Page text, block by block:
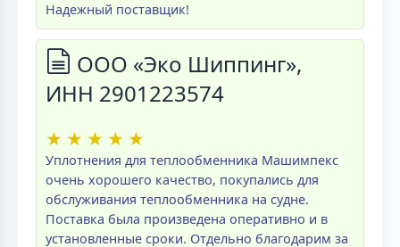
Надежный поставщик!
ООО «Эко Шиппинг»,
ИНН 2901223574
★ ★ ★ ★ ★
Уплотнения для теплообменника Машимпекс
очень хорошего качество, покупались для
обслуживания теплообменника на судне.
Поставка была произведена оперативно и в
установленные сроки. Отдельно благодарим за